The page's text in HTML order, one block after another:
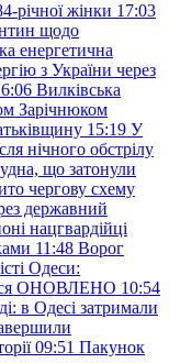
річної жінки 17:03
щодо
енергетична
з України через
Вилківська
Зарічнюком
15:19 У
нічного обстрілу
що затонули
чергову схему
державний
нацгвардійці
11:48 Ворог
Одеси:
ОНОВЛЕНО 10:54
в Одесі затримали
09:51 Пакунок